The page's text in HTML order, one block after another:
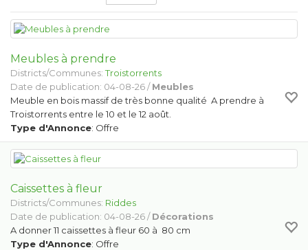
Meubles à prendre
Districts/Communes:Troistorrents
Date de publication: 04-08-26 /Meubles
Meuble en bois massif de très bonne qualité A prendre à
Troistorrents entre le 10 et le 12 août.
Type d'Annonce: Offre
Caissettes à fleur
Districts/Communes: Riddes
Date de publication: 04-08-26 /Décorations
A donner 11 caissettes à fleur 60 à 80 cm
Type d'Annonce: Offre